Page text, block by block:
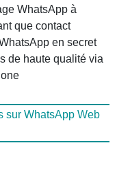
WhatsApp à
que contact
en secret
de haute qualité via
sur WhatsApp Web